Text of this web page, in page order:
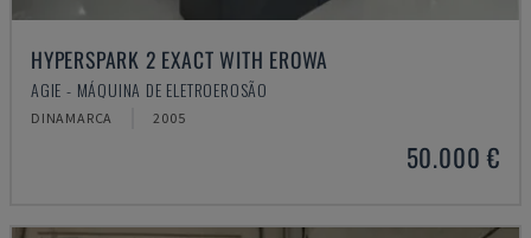
HYPERSPARK 2 EXACT WITH EROWA
AGIE - MÁQUINA DE ELETROEROSÃO
DINAMARCA 2005
50.000 €